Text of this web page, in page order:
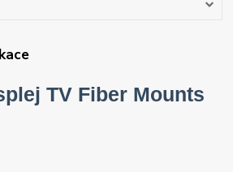
TV Fiber Mounts